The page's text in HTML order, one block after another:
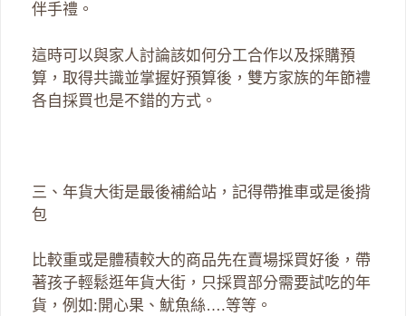
伴手禮。
這時可以與家人討論該如何分工合作以及採購預
算，取得共識並掌握好預算後，雙方家族的年節禮
各自採買也是不錯的方式。
三、年貨大街是最後補給站，記得帶推車或是後揹
包
比較重或是體積較大的商品先在賣場採買好後，帶
著孩子輕鬆逛年貨大街，只採買部分需要試吃的年
貨，例如:開心果、魷魚絲….等等。